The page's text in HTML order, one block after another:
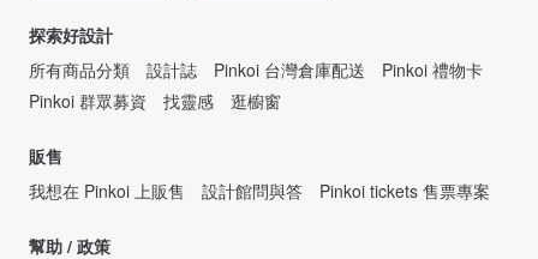
探索好設計
所有商品分類
設計誌 Pinkoi 台灣倉庫配送
Pinkoi 禮物卡
Pinkoi 群眾募資
找靈感 逛櫥窗
販售
我想在 Pinkoi 上販售
設計館問與答 Pinkoi tickets 售票專案
幫助 / 政策